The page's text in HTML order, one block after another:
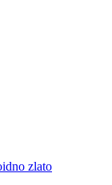
zlato